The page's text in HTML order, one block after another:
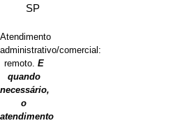
SP
Atendimento
administrativo/comercial:
remoto. E
quando
necessário,
o
atendimento